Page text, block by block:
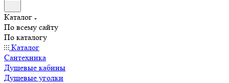
Каталог
По всему сайту
По каталогу
Каталог
Сантехника
Душевые кабины
Душевые уголки